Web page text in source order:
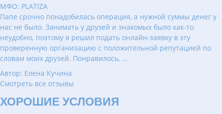
МФО: PLATIZA
Папе срочно понадобилась операция, а нужной суммы денег у
нас не было. Занимать у друзей и знакомых было как-то
неудобно, поэтому я решил подать онлайн-заявку в эту
проверенную организацию с положительной репутацией по
словам моих друзей. Понравилось, ...
Автор: Елена Кучина
Смотреть все отзывы
ХОРОШИЕ УСЛОВИЯ